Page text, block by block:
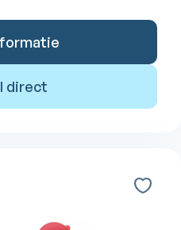
direct